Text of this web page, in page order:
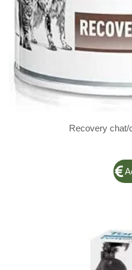
Recovery chat/